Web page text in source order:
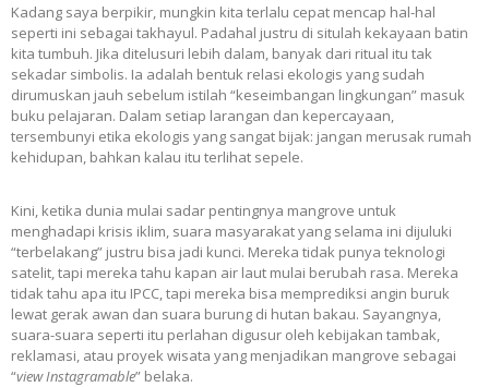
Kadang saya berpikir, mungkin kita terlalu cepat mencap hal-hal
seperti ini sebagai takhayul. Padahal justru di situlah kekayaan batin
kita tumbuh. Jika ditelusuri lebih dalam, banyak dari ritual itu tak
sekadar simbolis. Ia adalah bentuk relasi ekologis yang sudah
dirumuskan jauh sebelum istilah “keseimbangan lingkungan” masuk
buku pelajaran. Dalam setiap larangan dan kepercayaan,
tersembunyi etika ekologis yang sangat bijak: jangan merusak rumah
kehidupan, bahkan kalau itu terlihat sepele.
Kini, ketika dunia mulai sadar pentingnya mangrove untuk
menghadapi krisis iklim, suara masyarakat yang selama ini dijuluki
“terbelakang” justru bisa jadi kunci. Mereka tidak punya teknologi
satelit, tapi mereka tahu kapan air laut mulai berubah rasa. Mereka
tidak tahu apa itu IPCC, tapi mereka bisa memprediksi angin buruk
lewat gerak awan dan suara burung di hutan bakau. Sayangnya,
suara-suara seperti itu perlahan digusur oleh kebijakan tambak,
reklamasi, atau proyek wisata yang menjadikan mangrove sebagai
“view Instagramable” belaka.